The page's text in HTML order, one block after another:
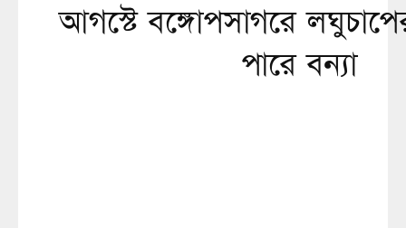
আগস্টে বঙ্গোপসাগরে
পারে বন্যা